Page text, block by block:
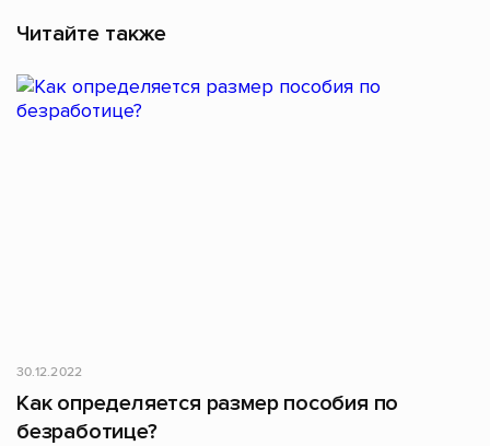
Читайте также
30.12.2022
Как определяется размер пособия по
безработице?